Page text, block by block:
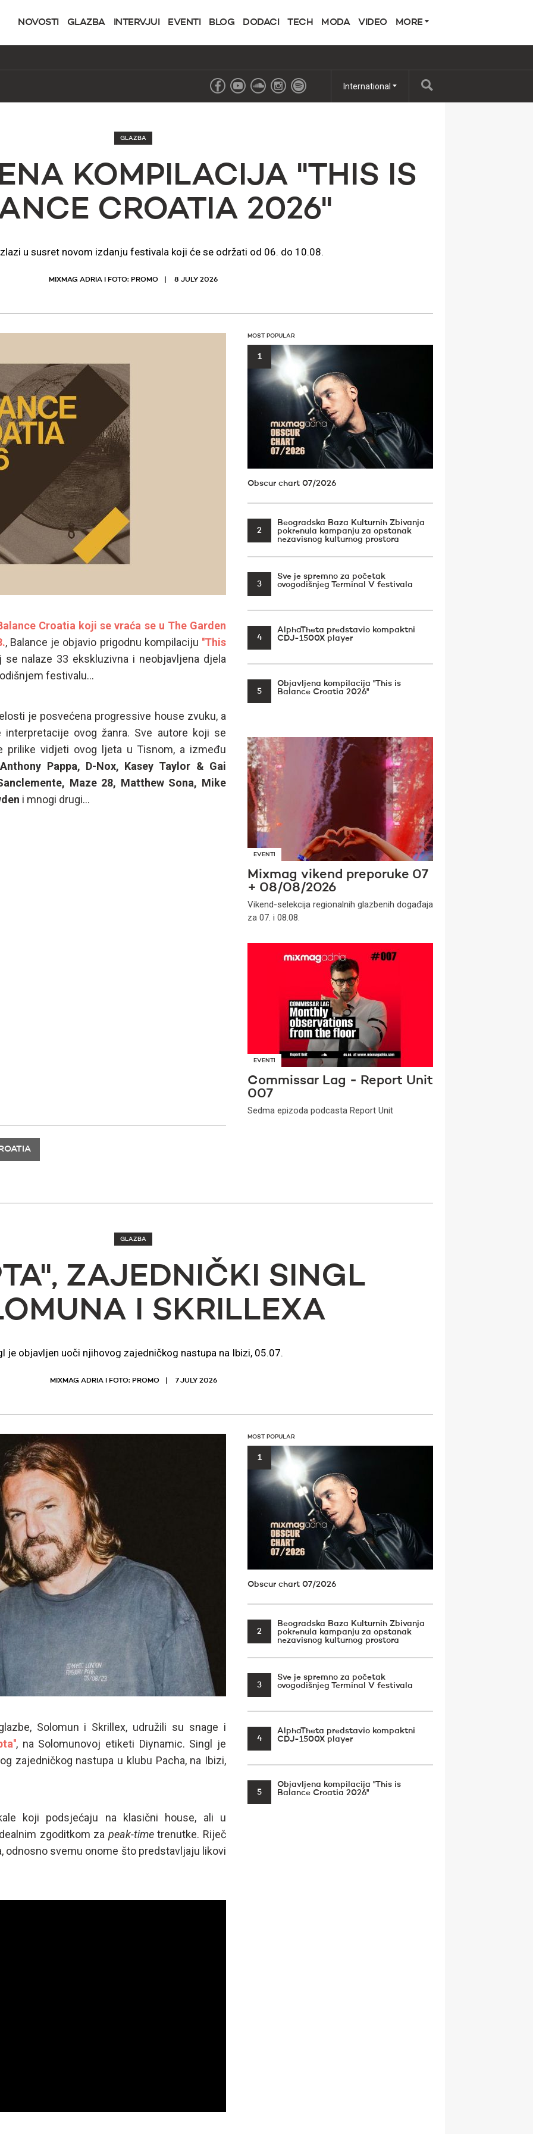
NOVOSTI GLAZBA INTERVJUI EVENTI BLOG DODACI TECH MODA VIDEO MORE
International
GLAZBA
KOMPILACIJA ''THIS IS
CROATIA 2026''
u susret novom izdanju festivala koji će se održati od 06. do 10.08.
MIXMAG ADRIA I FOTO: PROMO 8 JULY 2026
Croatia koji se vraća se u The Garden
, Balance je objavio prigodnu kompilaciju ''This
se nalaze 33 ekskluzivna i neobjavljena djela
festivalu...
je posvećena progressive house zvuku, a
ovog žanra. Sve autore koji se
prilike vidjeti ovog ljeta u Tisnom, a između
Pappa, D-Nox, Kasey Taylor & Gai
Maze 28, Matthew Sona, Mike
i mnogi drugi...
MOST POPULAR
1
Obscur chart 07/2026
2
Beogradska Baza Kulturnih Zbivanja
pokrenula kampanju za opstanak
nezavisnog kulturnog prostora
3
Sve je spremno za početak
ovogodišnjeg Terminal V festivala
4
AlphaTheta predstavio kompaktni
CDJ-1500X player
5
Objavljena kompilacija ''This is
Balance Croatia 2026''
EVENTI
Mixmag vikend preporuke 07
+ 08/08/2026
Vikend-selekcija regionalnih glazbenih događaja
za 07. i 08.08.
EVENTI
Commissar Lag - Report Unit
007
Sedma epizoda podcasta Report Unit
GLAZBA
ZAJEDNIČKI SINGL
I SKRILLEXA
je objavljen uoči njihovog zajedničkog nastupa na Ibizi, 05.07.
MIXMAG ADRIA I FOTO: PROMO 7 JULY 2026
Solomun i Skrillex, udružili su snage i
, na Solomunovoj etiketi Diynamic. Singl je
zajedničkog nastupa u klubu Pacha, na Ibizi,
koji podsjećaju na klasični house, ali u
zgoditkom za peak-timetrenutke. Riječ
odnosno svemu onome što predstavljaju likovi
MOST POPULAR
1
Obscur chart 07/2026
2
Beogradska Baza Kulturnih Zbivanja
pokrenula kampanju za opstanak
nezavisnog kulturnog prostora
3
Sve je spremno za početak
ovogodišnjeg Terminal V festivala
4
AlphaTheta predstavio kompaktni
CDJ-1500X player
5
Objavljena kompilacija ''This is
Balance Croatia 2026''